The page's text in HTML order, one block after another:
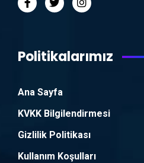
Politikalarımız
Ana Sayfa
KVKK Bilgilendirmesi
Gizlilik Politikası
Kullanım Koşulları